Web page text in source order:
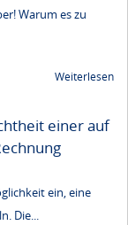
Warum es zu
Weiterlesen
einer auf
ein, eine
Die...